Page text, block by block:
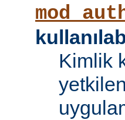
Kimlik